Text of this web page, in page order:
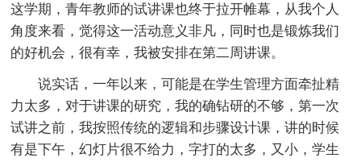
这学期，青年教师的试讲课也终于拉开帷幕，从我个人
角度来看，觉得这一活动意义非凡，同时也是锻炼我们
的好机会，很有幸，我被安排在第二周讲课。
说实话，一年以来，可能是在学生管理方面牵扯精
力太多，对于讲课的研究，我的确钻研的不够，第一次
试讲之前，我按照传统的逻辑和步骤设计课，讲的时候
有是下午，幻灯片很不给力，字打的太多，又小，学生